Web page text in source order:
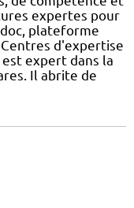
expertes pour
plateforme
d'expertise
expert dans la
Il abrite de